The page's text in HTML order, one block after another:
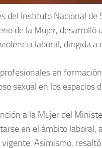
del Instituto Nacional de
de la Mujer, desarrolló
laboral, dirigida a
en
sexual en los espacios
a la Mujer del
en el ámbito laboral,
Asimismo,